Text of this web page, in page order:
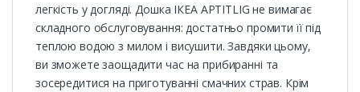
легкість у догляді. Дошка ІКЕА APTITLIG не вимагає
складного обслуговування: достатньо промити її під
теплою водою з милом і висушити. Завдяки цьому,
ви зможете заощадити час на прибиранні та
зосередитися на приготуванні смачних страв. Крім